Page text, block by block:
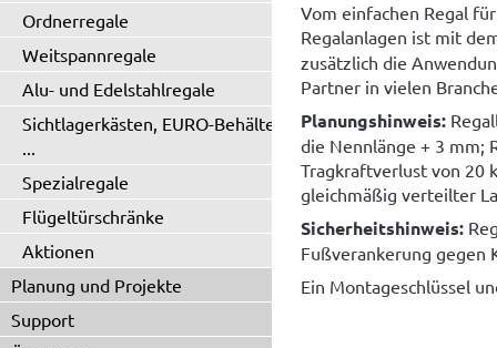
Ordnerregale
Weitspannregale
Alu- und Edelstahlregale
Sichtlagerkästen, EURO-Behälter
...
Spezialregale
Flügeltürschränke
Aktionen
Planung und Projekte
Support
Vom einfachen Regal
Regalanlagen ist mit
zusätzlich die
Partner in vielen
Planungshinweis:
die Nennlänge + 3 mm;
Tragkraftverlust von 20
gleichmäßig verteilter
Sicherheitshinweis:
Fußverankerung gegen
Ein Montageschlüssel